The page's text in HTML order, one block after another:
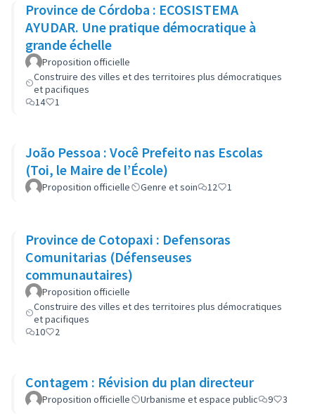
Province de Córdoba : ECOSISTEMA
AYUDAR. Une pratique démocratique à
grande échelle
Proposition officielle
Construire des villes et des territoires plus démocratiques
et pacifiques
14
1
João Pessoa : Você Prefeito nas Escolas
(Toi, le Maire de l’École)
Proposition officielle Genre et soin 12 1
Province de Cotopaxi : Defensoras
Comunitarias (Défenseuses
communautaires)
Proposition officielle
Construire des villes et des territoires plus démocratiques
et pacifiques
10
2
Contagem : Révision du plan directeur
Proposition officielle Urbanisme et espace public 9 3